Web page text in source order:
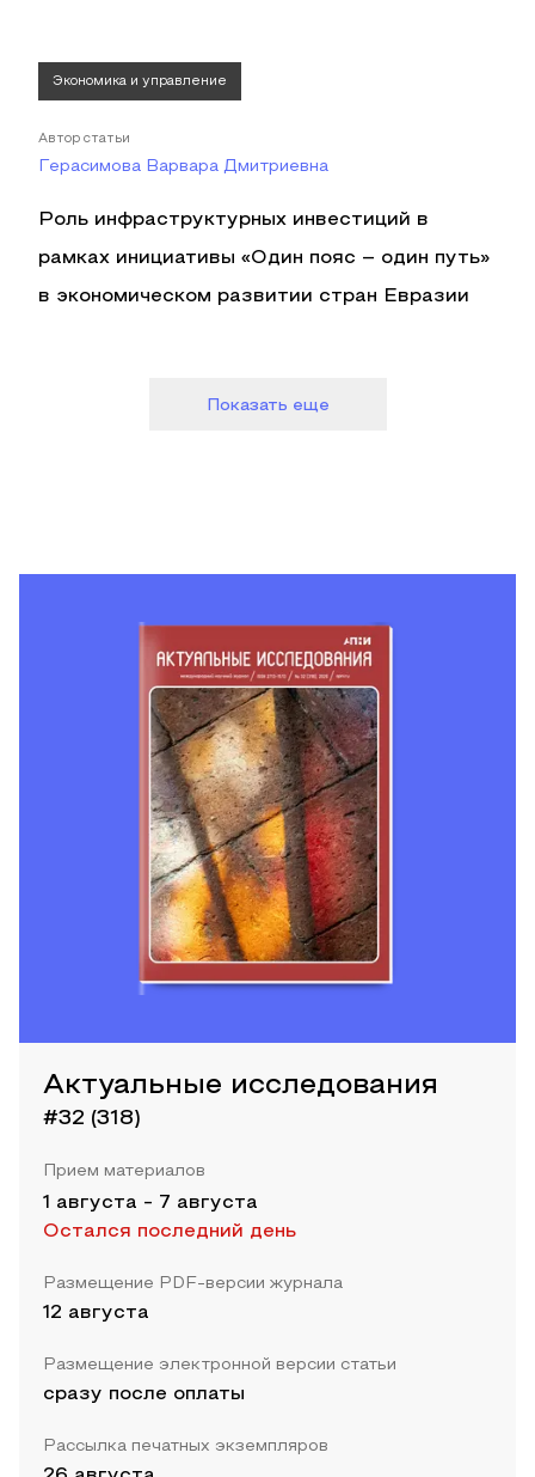
Экономика и управление
Автор статьи
Герасимова Варвара Дмитриевна
Роль инфраструктурных инвестиций в
рамках инициативы «Один пояс – один путь»
в экономическом развитии стран Евразии
Показать еще
Актуальные исследования
#32 (318)
Прием материалов
1 августа - 7 августа
Остался последний день
Размещение PDF-версии журнала
12 августа
Размещение электронной версии статьи
сразу после оплаты
Рассылка печатных экземпляров